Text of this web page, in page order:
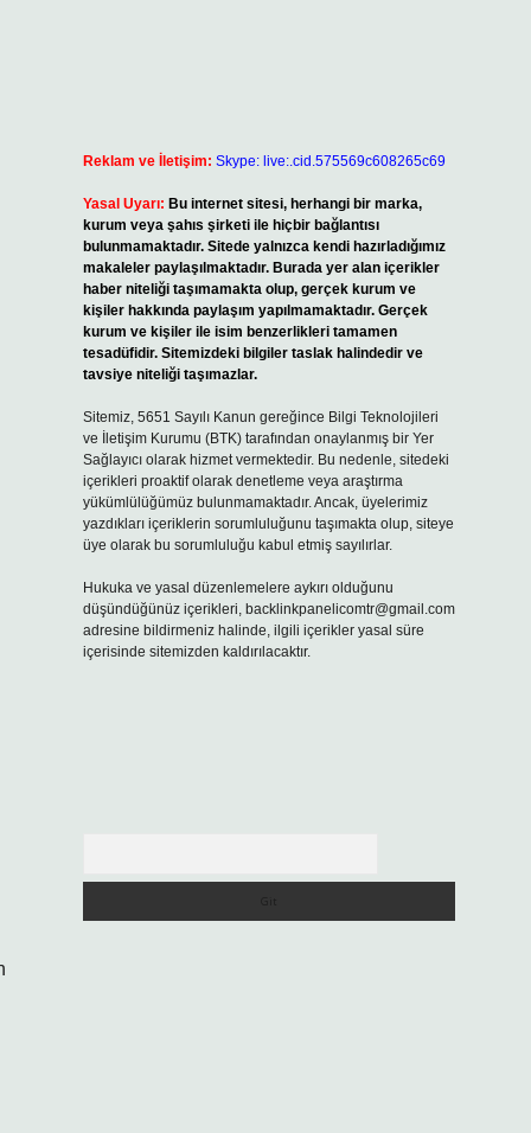
Reklam ve İletişim: Skype: live:.cid.575569c608265c69
Yasal Uyarı: Bu internet sitesi, herhangi bir marka,
kurum veya şahıs şirketi ile hiçbir bağlantısı
bulunmamaktadır. Sitede yalnızca kendi hazırladığımız
makaleler paylaşılmaktadır. Burada yer alan içerikler
haber niteliği taşımamakta olup, gerçek kurum ve
kişiler hakkında paylaşım yapılmamaktadır. Gerçek
kurum ve kişiler ile isim benzerlikleri tamamen
tesadüfidir. Sitemizdeki bilgiler taslak halindedir ve
tavsiye niteliği taşımazlar.
Sitemiz, 5651 Sayılı Kanun gereğince Bilgi Teknolojileri
ve İletişim Kurumu (BTK) tarafından onaylanmış bir Yer
Sağlayıcı olarak hizmet vermektedir. Bu nedenle, sitedeki
içerikleri proaktif olarak denetleme veya araştırma
yükümlülüğümüz bulunmamaktadır. Ancak, üyelerimiz
yazdıkları içeriklerin sorumluluğunu taşımakta olup, siteye
üye olarak bu sorumluluğu kabul etmiş sayılırlar.
Hukuka ve yasal düzenlemelere aykırı olduğunu
düşündüğünüz içerikleri, backlinkpanelicomtr@gmail.com
adresine bildirmeniz halinde, ilgili içerikler yasal süre
içerisinde sitemizden kaldırılacaktır.